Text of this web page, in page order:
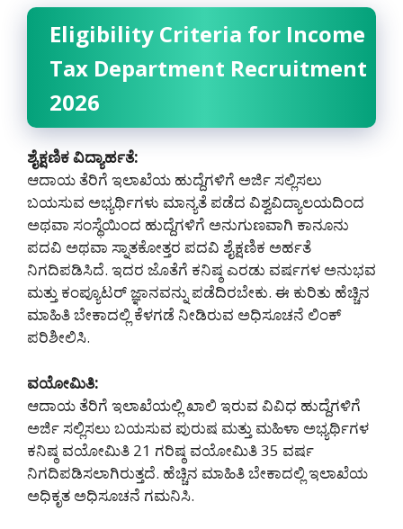
Eligibility Criteria for Income
Tax Department Recruitment
2026
ಶೈಕ್ಷಣಿಕ ವಿದ್ಯಾರ್ಹತೆ:
ಆದಾಯ ತೆರಿಗೆ ಇಲಾಖೆಯ ಹುದ್ದೆಗಳಿಗೆ ಅರ್ಜಿ ಸಲ್ಲಿಸಲು
ಬಯಸುವ ಅಭ್ಯರ್ಥಿಗಳು ಮಾನ್ಯತೆ ಪಡೆದ ವಿಶ್ವವಿದ್ಯಾಲಯದಿಂದ
ಅಥವಾ ಸಂಸ್ಥೆಯಿಂದ ಹುದ್ದೆಗಳಿಗೆ ಅನುಗುಣವಾಗಿ ಕಾನೂನು
ಪದವಿ ಅಥವಾ ಸ್ನಾತಕೋತ್ತರ ಪದವಿ ಶೈಕ್ಷಣಿಕ ಅರ್ಹತೆ
ನಿಗದಿಪಡಿಸಿದೆ. ಇದರ ಜೊತೆಗೆ ಕನಿಷ್ಠ ಎರಡು ವರ್ಷಗಳ ಅನುಭವ
ಮತ್ತು ಕಂಪ್ಯೂಟರ್ ಜ್ಞಾನವನ್ನು ಪಡೆದಿರಬೇಕು. ಈ ಕುರಿತು ಹೆಚ್ಚಿನ
ಮಾಹಿತಿ ಬೇಕಾದಲ್ಲಿ ಕೆಳಗಡೆ ನೀಡಿರುವ ಅಧಿಸೂಚನೆ ಲಿಂಕ್
ಪರಿಶೀಲಿಸಿ.
ವಯೋಮಿತಿ:
ಆದಾಯ ತೆರಿಗೆ ಇಲಾಖೆಯಲ್ಲಿ ಖಾಲಿ ಇರುವ ವಿವಿಧ ಹುದ್ದೆಗಳಿಗೆ
ಅರ್ಜಿ ಸಲ್ಲಿಸಲು ಬಯಸುವ ಪುರುಷ ಮತ್ತು ಮಹಿಳಾ ಅಭ್ಯರ್ಥಿಗಳ
ಕನಿಷ್ಠ ವಯೋಮಿತಿ 21 ಗರಿಷ್ಠ ವಯೋಮಿತಿ 35 ವರ್ಷ
ನಿಗದಿಪಡಿಸಲಾಗಿರುತ್ತದೆ. ಹೆಚ್ಚಿನ ಮಾಹಿತಿ ಬೇಕಾದಲ್ಲಿ ಇಲಾಖೆಯ
ಅಧಿಕೃತ ಅಧಿಸೂಚನೆ ಗಮನಿಸಿ.